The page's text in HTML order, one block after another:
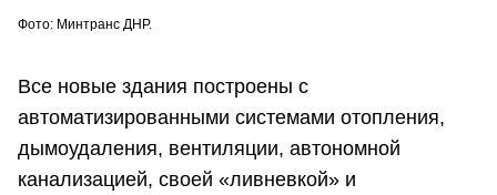
Фото: Минтранс ДНР.
Все новые здания построены с
автоматизированными системами отопления,
дымоудаления, вентиляции, автономной
канализацией, своей «ливневкой» и